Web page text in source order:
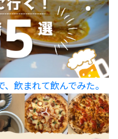
飲まれて飲んでみた。